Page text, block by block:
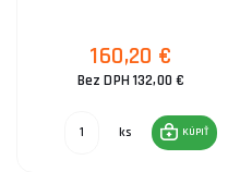
160,20 €
Bez DPH 132,00 €
ks KÚPIŤ